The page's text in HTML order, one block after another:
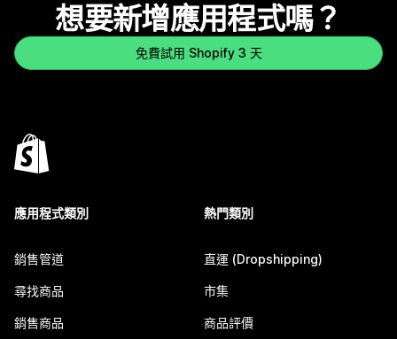
想要新增應用程式嗎？
免費試用 Shopify 3 天
應用程式類別
銷售管道
尋找商品
銷售商品
熱門類別
直運 (Dropshipping)
市集
商品評價